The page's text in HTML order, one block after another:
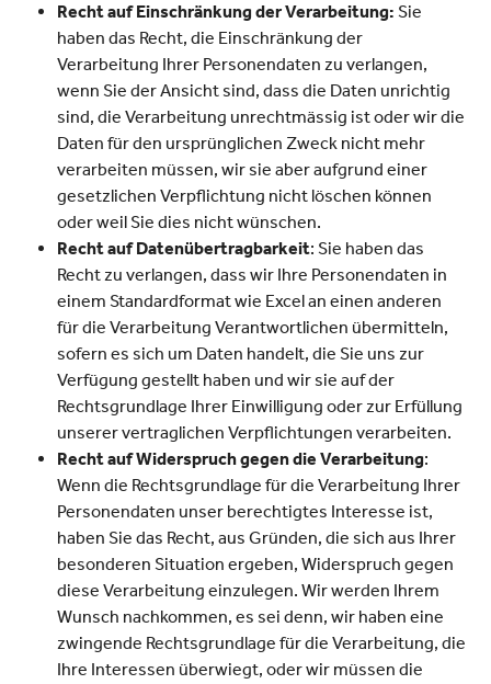
Recht auf Einschränkung der Verarbeitung: Sie
haben das Recht, die Einschränkung der
Verarbeitung Ihrer Personendaten zu verlangen,
wenn Sie der Ansicht sind, dass die Daten unrichtig
sind, die Verarbeitung unrechtmässig ist oder wir die
Daten für den ursprünglichen Zweck nicht mehr
verarbeiten müssen, wir sie aber aufgrund einer
gesetzlichen Verpflichtung nicht löschen können
oder weil Sie dies nicht wünschen.
Recht auf Datenübertragbarkeit: Sie haben das
Recht zu verlangen, dass wir Ihre Personendaten in
einem Standardformat wie Excel an einen anderen
für die Verarbeitung Verantwortlichen übermitteln,
sofern es sich um Daten handelt, die Sie uns zur
Verfügung gestellt haben und wir sie auf der
Rechtsgrundlage Ihrer Einwilligung oder zur Erfüllung
unserer vertraglichen Verpflichtungen verarbeiten.
Recht auf Widerspruch gegen die Verarbeitung:
Wenn die Rechtsgrundlage für die Verarbeitung Ihrer
Personendaten unser berechtigtes Interesse ist,
haben Sie das Recht, aus Gründen, die sich aus Ihrer
besonderen Situation ergeben, Widerspruch gegen
diese Verarbeitung einzulegen. Wir werden Ihrem
Wunsch nachkommen, es sei denn, wir haben eine
zwingende Rechtsgrundlage für die Verarbeitung, die
Ihre Interessen überwiegt, oder wir müssen die